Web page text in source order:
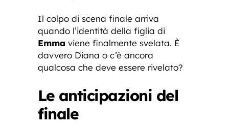
Il colpo di scena finale arriva
quando l’identità della figlia di
Emma viene finalmente svelata. È
davvero Diana o c’è ancora
qualcosa che deve essere rivelato?
Le anticipazioni del
finale